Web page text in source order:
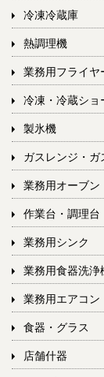
冷凍冷蔵庫
熱調理機
業務用フライヤ
冷凍・冷蔵ショ
製氷機
ガスレンジ・ガ
業務用オーブン
作業台・調理台
業務用シンク
業務用食器洗浄
業務用エアコン
食器・グラス
店舗什器